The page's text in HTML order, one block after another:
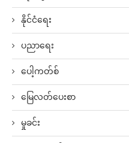
နိုင်ငံရေး
ပညာရေး
ပေါ့ကတ်စ်
မြေလတ်ပေးစာ
မှုခင်း